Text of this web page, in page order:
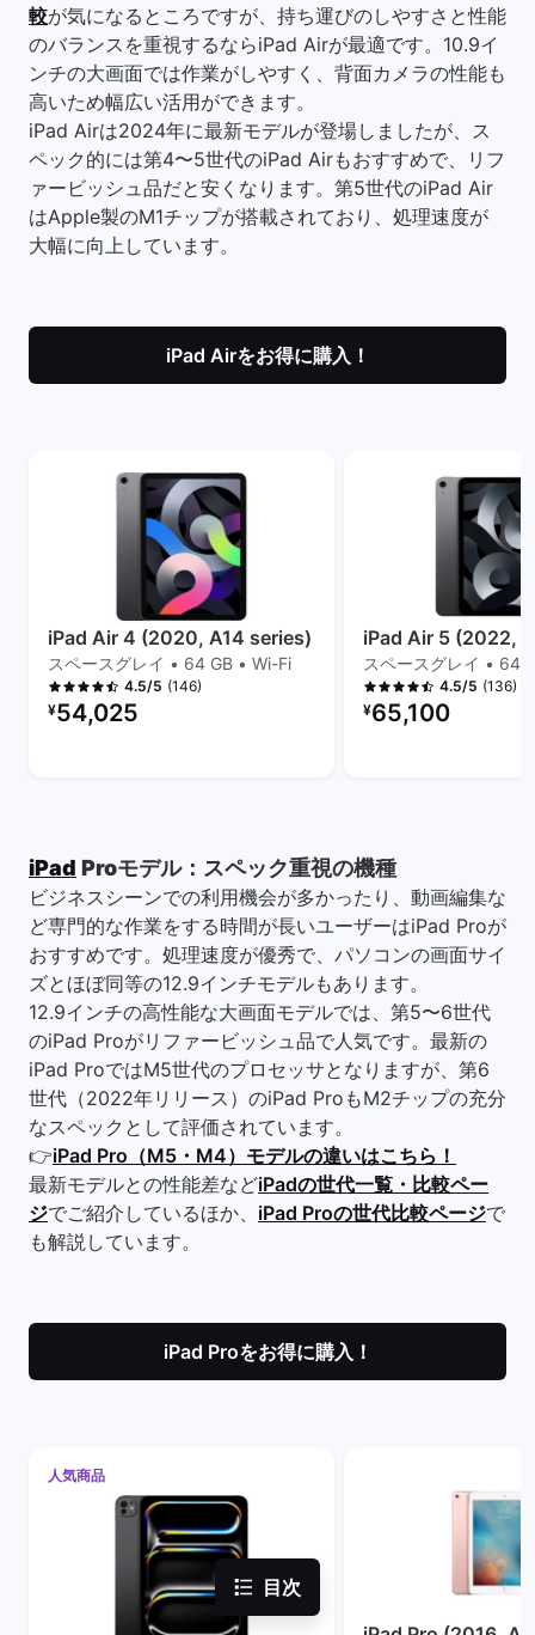
目次
較が気になるところですが、持ち運びのしやすさと性能
のバランスを重視するならiPad Airが最適です。10.9イ
ンチの大画面では作業がしやすく、背面カメラの性能も
高いため幅広い活用ができます。
iPad Airは2024年に最新モデルが登場しましたが、ス
ペック的には第4〜5世代のiPad Airもおすすめで、リフ
ァービッシュ品だと安くなります。第5世代のiPad Air
はApple製のM1チップが搭載されており、処理速度が
大幅に向上しています。
iPad Airをお得に購入！
iPad Air 4 (2020, A14 series)
スペースグレイ • 64 GB • Wi-Fi
4.5/5 (146)
リファービッシュ品の価格：
¥54,025
iPad Air 5 (2022,
スペースグレイ • 64
4.5/5 (136)
リファービッシュ品の
¥65,100
iPad Proモデル：スペック重視の機種
ビジネスシーンでの利用機会が多かったり、動画編集な
ど専門的な作業をする時間が長いユーザーはiPad Proが
おすすめです。処理速度が優秀で、パソコンの画面サイ
ズとほぼ同等の12.9インチモデルもあります。
12.9インチの高性能な大画面モデルでは、第5〜6世代
のiPad Proがリファービッシュ品で人気です。最新の
iPad ProではM5世代のプロセッサとなりますが、第6
世代（2022年リリース）のiPad ProもM2チップの充分
なスペックとして評価されています。
👉iPad Pro（M5・M4）モデルの違いはこちら！
最新モデルとの性能差などiPadの世代一覧・比較ペー
ジでご紹介しているほか、 iPad Proの世代比較ページで
も解説しています。
iPad Proをお得に購入！
人気商品